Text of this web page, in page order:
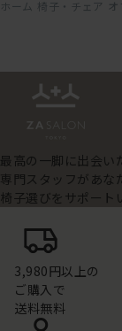
ホーム 椅子・チェア
最高の一脚に出会い
専門スタッフがあな
椅子選びをサポート
3,980円以上の
ご購入で
送料無料